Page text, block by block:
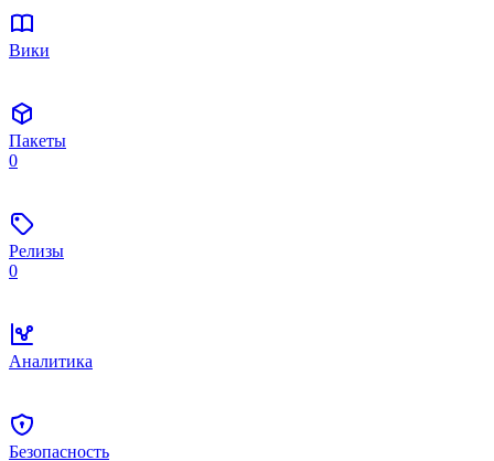
Вики
Пакеты
0
Релизы
0
Аналитика
Безопасность